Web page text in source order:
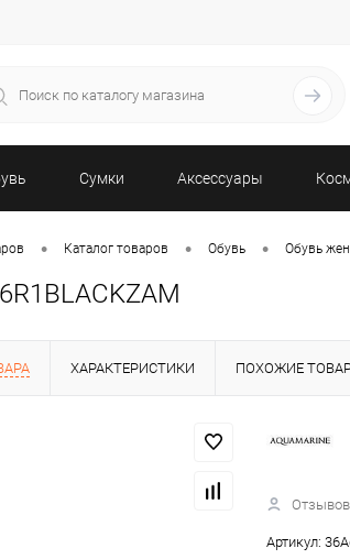
Сумки Аксессуары
• Каталог товаров • Обувь • Обувь
ХАРАКТЕРИСТИКИ ПОХОЖИЕ
Артикул: